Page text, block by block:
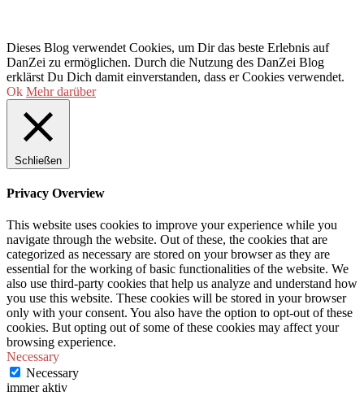
Dieses Blog verwendet Cookies, um Dir das beste Erlebnis auf
DanZei zu ermöglichen. Durch die Nutzung des DanZei Blog
erklärst Du Dich damit einverstanden, dass er Cookies verwendet.
Ok Mehr darüber
Schließen
Privacy Overview
This website uses cookies to improve your experience while you
navigate through the website. Out of these, the cookies that are
categorized as necessary are stored on your browser as they are
essential for the working of basic functionalities of the website. We
also use third-party cookies that help us analyze and understand how
you use this website. These cookies will be stored in your browser
only with your consent. You also have the option to opt-out of these
cookies. But opting out of some of these cookies may affect your
browsing experience.
Necessary
Necessary
immer aktiv